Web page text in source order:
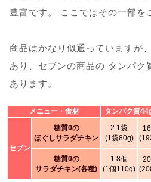
豊富です。 ここではその一部を
商品はかなり似通っていますが
あり、セブンの商品の タンパク
あります。
メニュー・食材 タンパク質
セブン
糖質0の
ほぐしサラダチキン
2.1袋
(1袋80g)
糖質0の
サラダチキン(各種)
1.8個
(1個110g)